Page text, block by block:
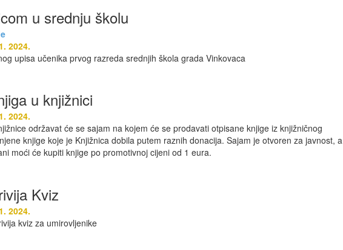
u srednju školu
2024.
upisa učenika prvog razreda srednjih škola grada Vinkovaca
u knjižnici
2024.
održavat će se sajam na kojem će se prodavati otpisane knjige iz knjižničnog
knjige koje je Knjižnica dobila putem raznih donacija. Sajam je otvoren za javnost, a
moći će kupiti knjige po promotivnoj cijeni od 1 eura.
Kviz
2024.
kviz za umirovljenike